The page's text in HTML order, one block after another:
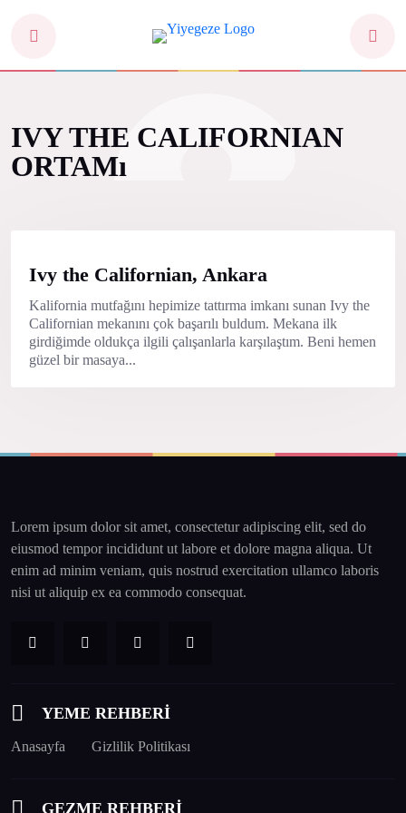
IVY THE CALIFORNIAN
ORTAMı
Ivy the Californian, Ankara
Kalifornia mutfağını hepimize tattırma imkanı sunan Ivy the
Californian mekanını çok başarılı buldum. Mekana ilk
girdiğimde oldukça ilgili çalışanlarla karşılaştım. Beni hemen
güzel bir masaya...
Lorem ipsum dolor sit amet, consectetur adipiscing elit, sed do
eiusmod tempor incididunt ut labore et dolore magna aliqua. Ut
enim ad minim veniam, quis nostrud exercitation ullamco laboris
nisi ut aliquip ex ea commodo consequat.
YEME REHBERİ
Anasayfa Gizlilik Politikası
GEZME REHBERİ